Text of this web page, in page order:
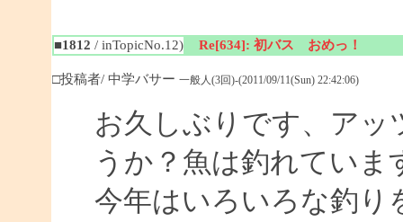
■1812 / inTopicNo.12) Re[634]: 初バス おめっ！
□投稿者/ 中学バサー 一般人(3回)-(2011/09/11(Sun) 22:42:06)
お久しぶりです、アッ
うか？魚は釣れていま
今年はいろいろな釣り